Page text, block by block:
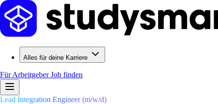
Alles für deine Karriere
Für ArbeitgeberJob finden
Lead Integration Engineer (m/w/d)